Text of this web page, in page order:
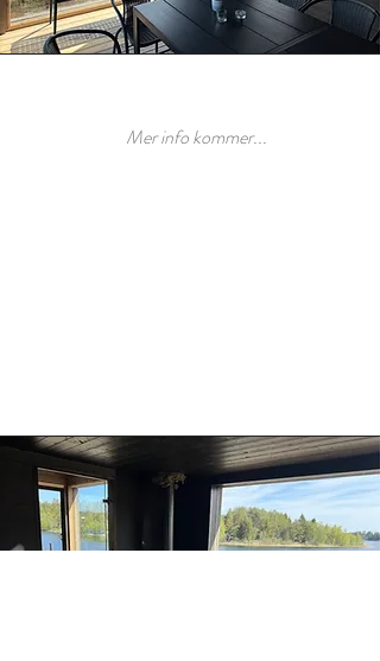
Mer info kommer...